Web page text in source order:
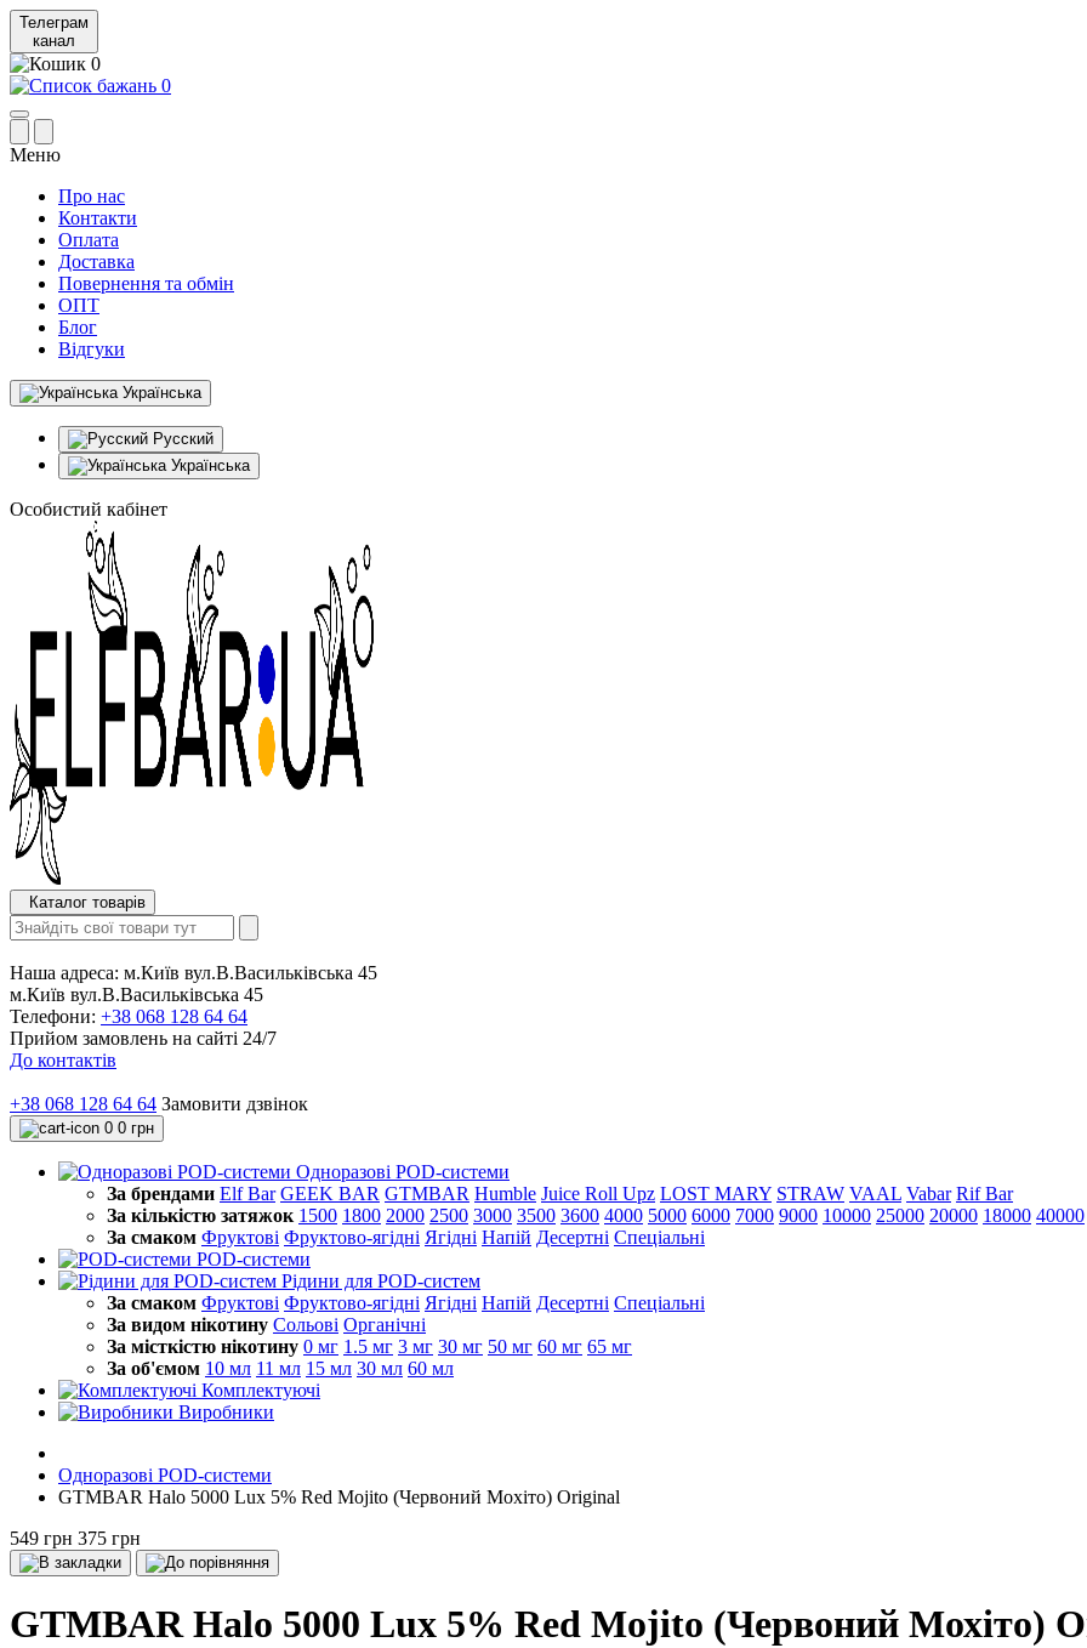
Телеграм
канал
0
0
Меню
Про нас
Контакти
Оплата
Доставка
Повернення та обмін
ОПТ
Блог
Відгуки
Українська
Русский
Українська
Особистий кабінет
Каталог товарів
Наша адреса: м.Київ вул.В.Васильківська 45
м.Київ вул.В.Васильківська 45
Телефони: +38 068 128 64 64
Прийом замовлень на сайті 24/7
До контактів
+38 068 128 64 64 Замовити дзвінок
0 0 грн
Одноразові POD-системи
За брендами Elf Bar GEEK BAR GTMBAR Humble Juice Roll Upz LOST MARY STRAW VAAL Vabar Rif Bar
За кількістю затяжок 1500 1800 2000 2500 3000 3500 3600 4000 5000 6000 7000 9000 10000 25000 20000 18000 40000
За смаком Фруктові Фруктово-ягідні Ягідні Напій Десертні Спеціальні
POD-системи
Рідини для POD-систем
За смаком Фруктові Фруктово-ягідні Ягідні Напій Десертні Спеціальні
За видом нікотину Сольові Органічні
За місткістю нікотину 0 мг 1.5 мг 3 мг 30 мг 50 мг 60 мг 65 мг
За об'ємом 10 мл 11 мл 15 мл 30 мл 60 мл
Комплектуючі
Виробники
Одноразові POD-системи
GTMBAR Halo 5000 Lux 5% Red Mojito (Червоний Мохіто) Original
549 грн 375 грн
GTMBAR Halo 5000 Lux 5% Red Mojito (Червоний Мохіто)